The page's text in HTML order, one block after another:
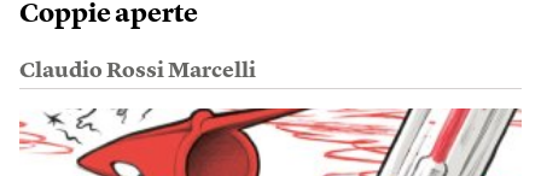
Coppie aperte
Claudio Rossi Marcelli